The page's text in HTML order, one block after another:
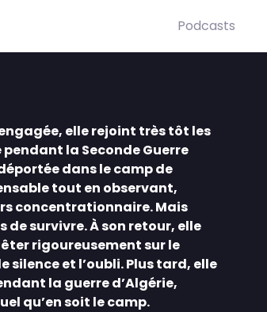
Podcasts
elle rejoint très tôt les
la Seconde Guerre
dans le camp de
tout en observant,
concentrationnaire. Mais
de survivre. À son retour, elle
rigoureusement sur le
silence et l’oubli. Plus tard, elle
la guerre d’Algérie,
qu’en soit le camp.